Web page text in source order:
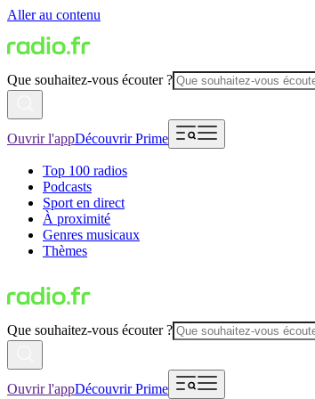
Aller au contenu
Que souhaitez-vous écouter ?
Ouvrir l'appDécouvrir Prime
Top 100 radios
Podcasts
Sport en direct
À proximité
Genres musicaux
Thèmes
Que souhaitez-vous écouter ?
Ouvrir l'appDécouvrir Prime